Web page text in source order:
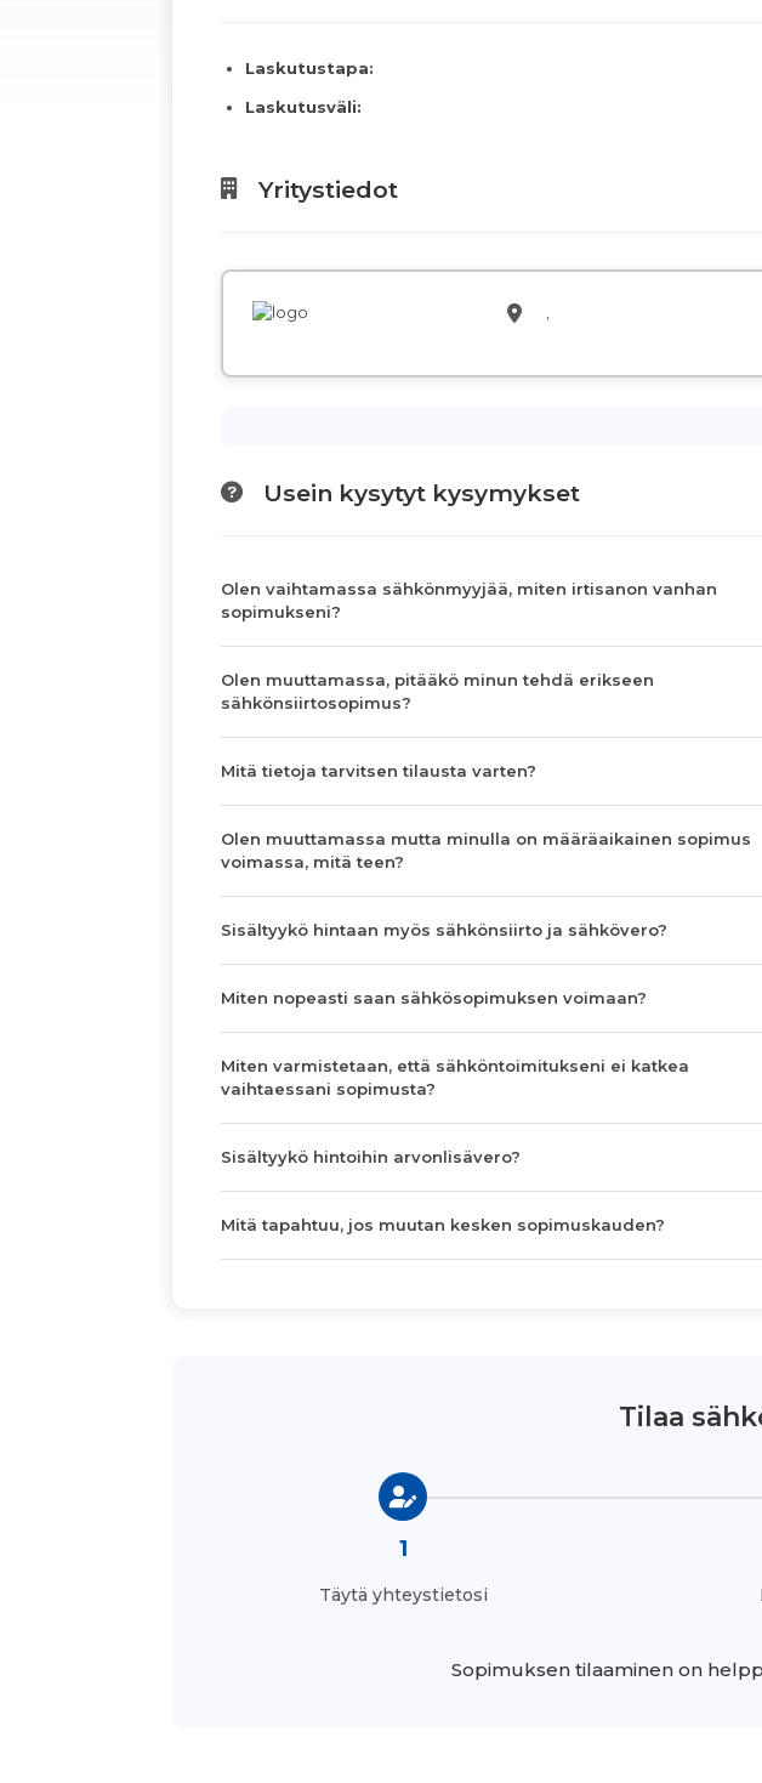
Laskutustapa:
Laskutusväli:
Yritystiedot
,
Usein kysytyt kysymykset
Olen vaihtamassa sähkönmyyjää, miten irtisanon vanhan
sopimukseni?
Olen muuttamassa, pitääkö minun tehdä erikseen
sähkönsiirtosopimus?
Mitä tietoja tarvitsen tilausta varten?
Olen muuttamassa mutta minulla on määräaikainen sopimus
voimassa, mitä teen?
Sisältyykö hintaan myös sähkönsiirto ja sähkövero?
Miten nopeasti saan sähkösopimuksen voimaan?
Miten varmistetaan, että sähköntoimitukseni ei katkea
vaihtaessani sopimusta?
Sisältyykö hintoihin arvonlisävero?
Mitä tapahtuu, jos muutan kesken sopimuskauden?
Tilaa
1
Täytä yhteystietosi
Sopimuksen tilaaminen on